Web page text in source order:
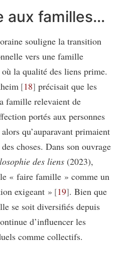
aux familles…
souligne la transition
vers une famille
où la qualité des liens prime.
18 précisait que les
famille relevaient de
portés aux personnes
qu’auparavant primaient
choses. Dans son ouvrage
des liens (2023),
« faire famille » comme un
exigeant » 19 . Bien que
se soit diversifiés depuis
d’influencer les
comme collectifs.